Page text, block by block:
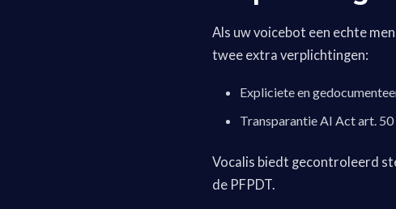
Als uw voicebot een echte
twee extra verplichtingen:
Expliciete en
Transparantie AI Act art.
Vocalis biedt gecontroleerd
de PFPDT.